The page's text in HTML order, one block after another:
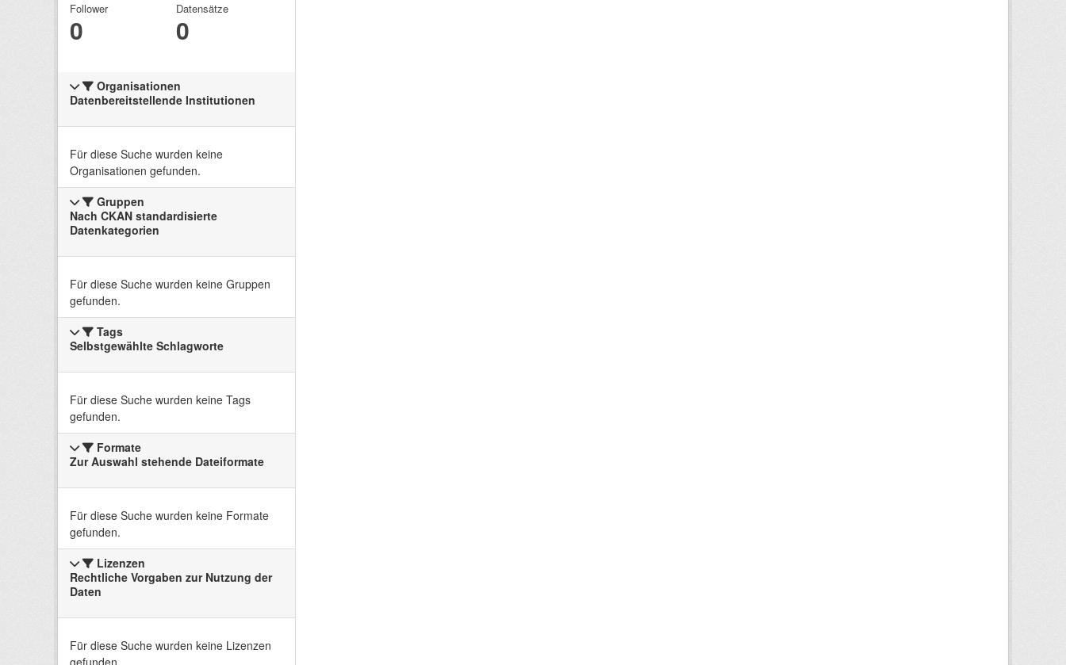
Follower
0
Datensätze
0
Organisationen
Datenbereitstellende Institutionen
Für diese Suche wurden keine
Organisationen gefunden.
Gruppen
Nach CKAN standardisierte
Datenkategorien
Für diese Suche wurden keine Gruppen
gefunden.
Tags
Selbstgewählte Schlagworte
Für diese Suche wurden keine Tags
gefunden.
Formate
Zur Auswahl stehende Dateiformate
Für diese Suche wurden keine Formate
gefunden.
Lizenzen
Rechtliche Vorgaben zur Nutzung der
Daten
Für diese Suche wurden keine Lizenzen